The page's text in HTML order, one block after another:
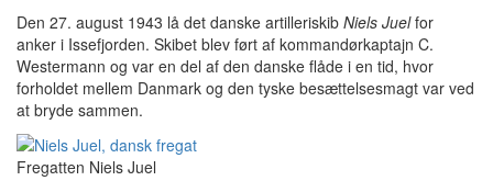
Den 27. august 1943 lå det danske artilleriskib Niels Juelfor
anker i Issefjorden. Skibet blev ført af kommandørkaptajn C.
Westermann og var en del af den danske flåde i en tid, hvor
forholdet mellem Danmark og den tyske besættelsesmagt var ved
at bryde sammen.
Fregatten Niels Juel